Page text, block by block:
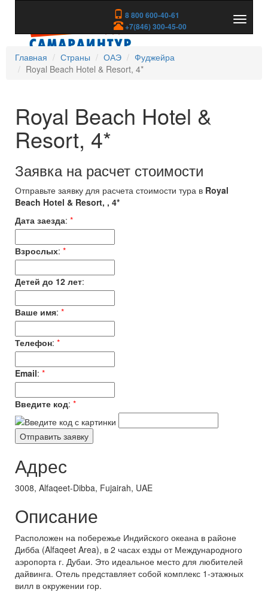
8 800 600-40-61
+7(846) 300-45-00
скрыть
Главная
Страны ОАЭ
Фуджейра
Royal Beach Hotel & Resort, 4*
Royal Beach Hotel &
Resort, 4*
Заявка на расчет стоимости
Отправьте заявку для расчета стоимости тура в Royal
Beach Hotel & Resort, , 4*
Дата заезда: *
Взрослых: *
Детей до 12 лет:
Ваше имя: *
Телефон: *
Email: *
Введите код: *
Адрес
3008, Alfaqeet-Dibba, Fujairah, UAE
Описание
Расположен на побережье Индийского океана в районе
Дибба (Alfaqeet Area), в 2 часах езды от Международного
аэропорта г. Дубаи. Это идеальное место для любителей
дайвинга. Отель представляет собой комплекс 1-этажных
вилл в окружении гор.